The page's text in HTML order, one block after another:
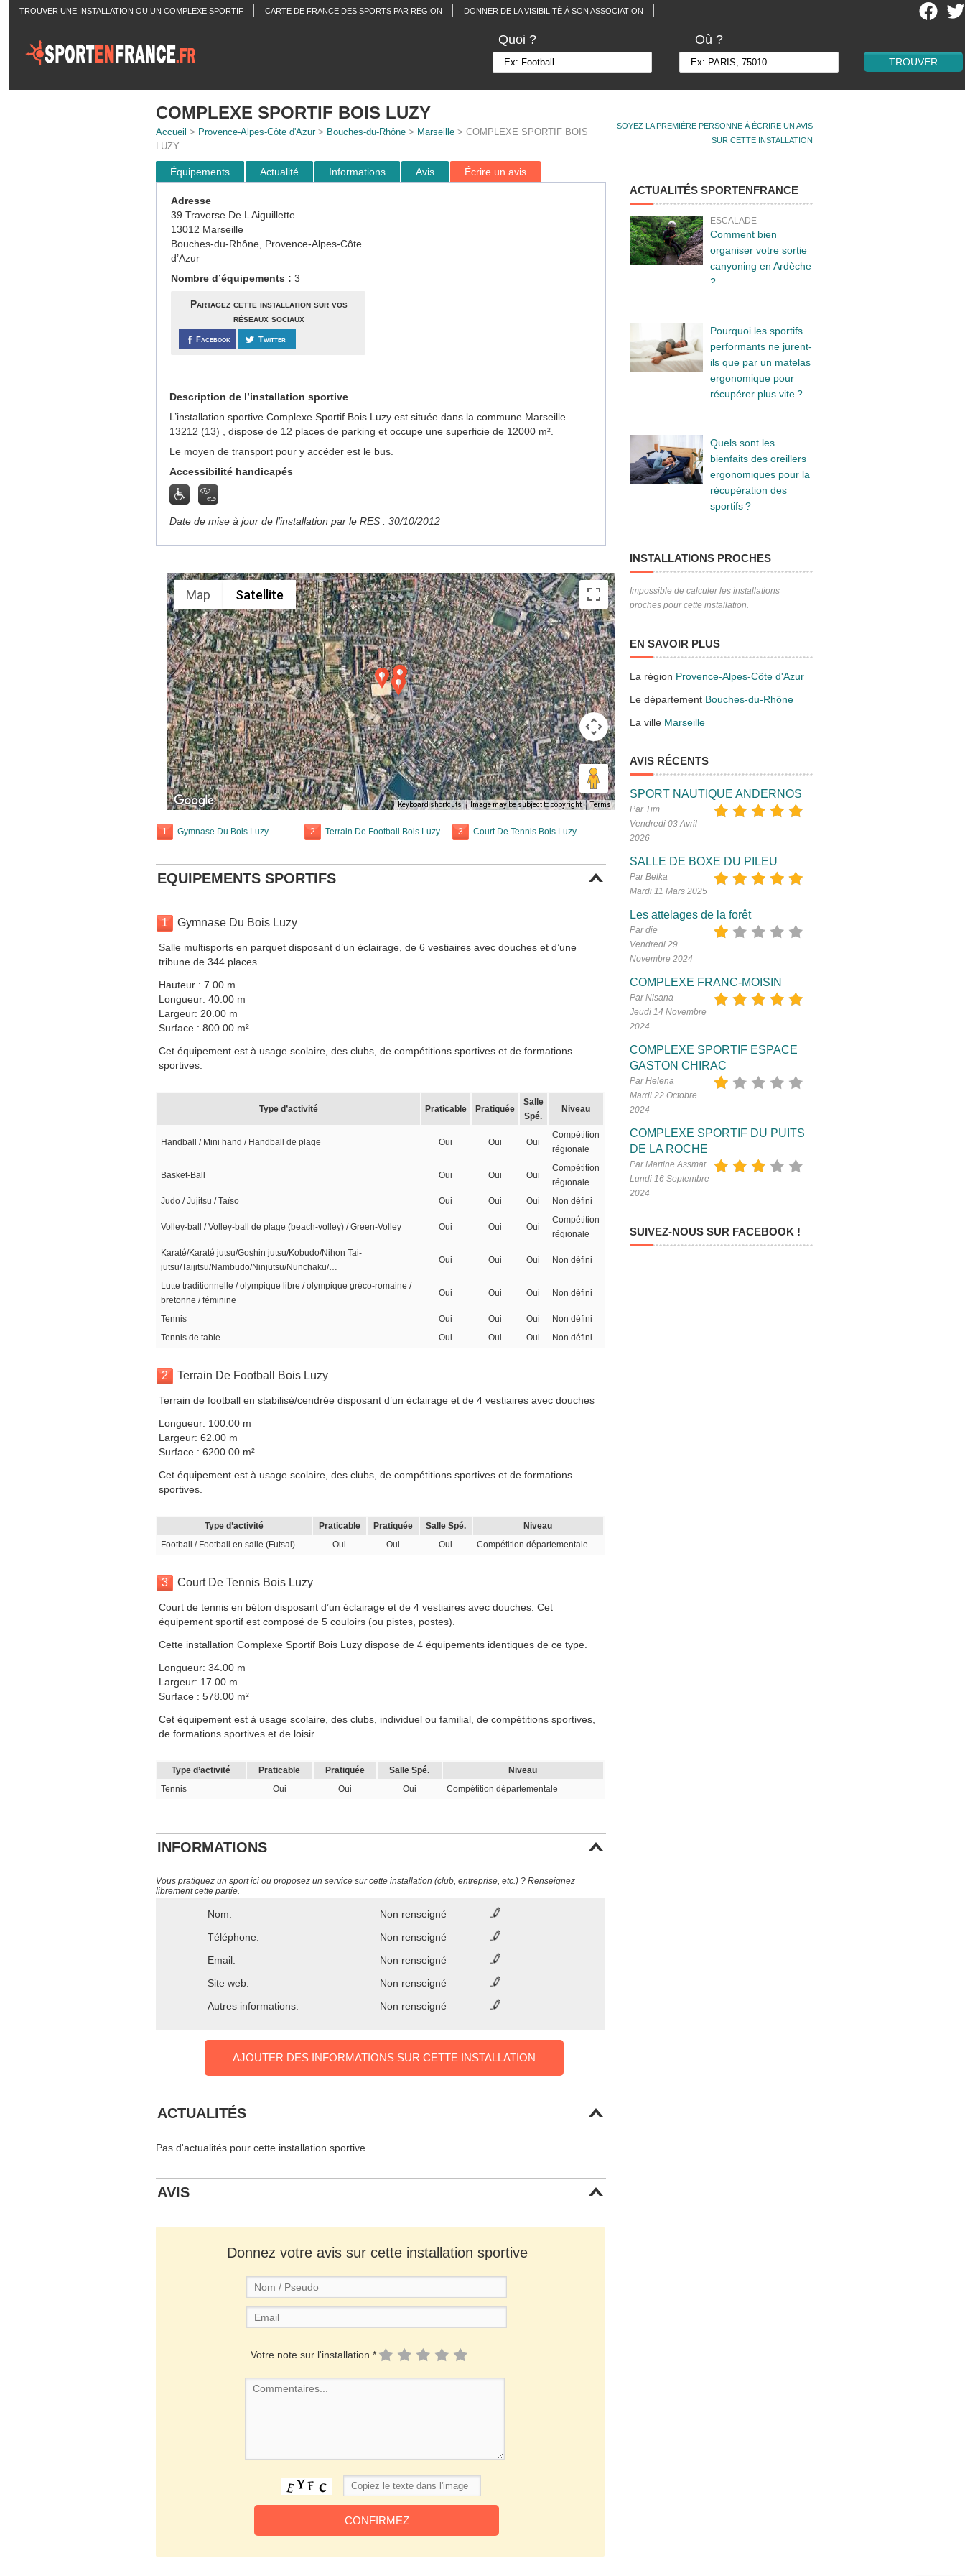
TROUVER UNE INSTALLATION OU UN COMPLEXE SPORTIF CARTE DE FRANCE DES SPORTS PAR RÉGION DONNER DE LA VISIBILITÉ À SON ASSOCIATION
Quoi ? Où ?
SOYEZ LA PREMIÈRE PERSONNE À ÉCRIRE UN AVIS
SUR CETTE INSTALLATION
COMPLEXE SPORTIF BOIS LUZY
Accueil > Provence-Alpes-Côte d'Azur> Bouches-du-Rhône> Marseille> COMPLEXE SPORTIF BOIS
LUZY
Équipements Actualité Informations Avis Écrire un avis
Adresse
39 Traverse De L Aiguillette
13012 Marseille
Bouches-du-Rhône, Provence-Alpes-Côte
d’Azur
Nombre d’équipements : 3
Partagez cette installation sur vos
réseaux sociaux
Facebook Twitter
Description de l’installation sportive
L’installation sportive Complexe Sportif Bois Luzy est située dans la commune Marseille
13212 (13) , dispose de 12 places de parking et occupe une superficie de 12000 m².
Le moyen de transport pour y accéder est le bus.
Accessibilité handicapés
Date de mise à jour de l’installation par le RES : 30/10/2012
Map Satellite
Keyboard shortcuts Image may be subject to copyright Terms
1 Gymnase Du Bois Luzy 2 Terrain De Football Bois Luzy 3 Court De Tennis Bois Luzy
EQUIPEMENTS SPORTIFS
1 Gymnase Du Bois Luzy
Salle multisports en parquet disposant d’un éclairage, de 6 vestiaires avec douches et d’une
tribune de 344 places
Hauteur : 7.00 m
Longueur: 40.00 m
Largeur: 20.00 m
Surface : 800.00 m²
Cet équipement est à usage scolaire, des clubs, de compétitions sportives et de formations
sportives.
Type d’activité Praticable Pratiquée
Salle
Spé.
Niveau
Handball / Mini hand / Handball de plage Oui Oui Oui
Compétition
régionale
Basket-Ball Oui Oui Oui
Compétition
régionale
Judo / Jujitsu / Taïso
Oui Oui Oui Non défini
Volley-ball / Volley-ball de plage (beach-volley) / Green-Volley Oui Oui Oui
Compétition
régionale
Karaté/Karaté jutsu/Goshin jutsu/Kobudo/Nihon Tai-
jutsu/Taijitsu/Nambudo/Ninjutsu/Nunchaku/…
Oui Oui Oui Non défini
Lutte traditionnelle / olympique libre / olympique gréco-romaine /
bretonne / féminine
Oui Oui Oui Non défini
Tennis Oui Oui Oui
Non défini
Tennis de table
Oui Oui Oui Non défini
2 Terrain De Football Bois Luzy
Terrain de football en stabilisé/cendrée disposant d’un éclairage et de 4 vestiaires avec douches
Longueur: 100.00 m
Largeur: 62.00 m
Surface : 6200.00 m²
Cet équipement est à usage scolaire, des clubs, de compétitions sportives et de formations
sportives.
Type d’activité Praticable Pratiquée Salle Spé.
Niveau
Football / Football en salle (Futsal)
Oui Oui Oui Compétition départementale
3 Court De Tennis Bois Luzy
Court de tennis en béton disposant d’un éclairage et de 4 vestiaires avec douches. Cet
équipement sportif est composé de 5 couloirs (ou pistes, postes).
Cette installation Complexe Sportif Bois Luzy dispose de 4 équipements identiques de ce type.
Longueur: 34.00 m
Largeur: 17.00 m
Surface : 578.00 m²
Cet équipement est à usage scolaire, des clubs, individuel ou familial, de compétitions sportives,
de formations sportives et de loisir.
Type d’activité Praticable Pratiquée Salle Spé.
Niveau
Tennis
Oui Oui Oui Compétition départementale
INFORMATIONS
Vous pratiquez un sport ici ou proposez un service sur cette installation (club, entreprise, etc.) ? Renseignez
librement cette partie.
Nom:
Non renseigné
Téléphone:
Non renseigné
Email:
Non renseigné
Site web:
Non renseigné
Autres informations:
Non renseigné
AJOUTER DES INFORMATIONS SUR CETTE INSTALLATION
ACTUALITÉS
Pas d'actualités pour cette installation sportive
AVIS
Donnez votre avis sur cette installation sportive
Votre note sur l'installation *
ACTUALITÉS SPORTENFRANCE
ESCALADE
Comment bien
organiser votre sortie
canyoning en Ardèche
?
Pourquoi les sportifs
performants ne jurent-
ils que par un matelas
ergonomique pour
récupérer plus vite ?
Quels sont les
bienfaits des oreillers
ergonomiques pour la
récupération des
sportifs ?
INSTALLATIONS PROCHES
Impossible de calculer les installations
proches pour cette installation.
EN SAVOIR PLUS
La région Provence-Alpes-Côte d'Azur
Le département Bouches-du-Rhône
La ville Marseille
AVIS RÉCENTS
SPORT NAUTIQUE ANDERNOS
Par Tim
Vendredi 03 Avril
2026
SALLE DE BOXE DU PILEU
Par Belka
Mardi 11 Mars 2025
Les attelages de la forêt
Par dje
Vendredi 29
Novembre 2024
COMPLEXE FRANC-MOISIN
Par Nisana
Jeudi 14 Novembre
2024
COMPLEXE SPORTIF ESPACE
GASTON CHIRAC
Par Helena
Mardi 22 Octobre
2024
COMPLEXE SPORTIF DU PUITS
DE LA ROCHE
Par Martine Assmat
Lundi 16 Septembre
2024
SUIVEZ-NOUS SUR FACEBOOK !